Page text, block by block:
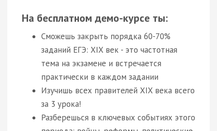
На бесплатном демо-курсе ты:
Сможешь закрыть порядка 60-70%
заданий ЕГЭ: XIX век - это частотная
тема на экзамене и встречается
практически в каждом задании
Изучишь всех правителей XIX века всего
за 3 урока!
Разберешься в ключевых событиях этого